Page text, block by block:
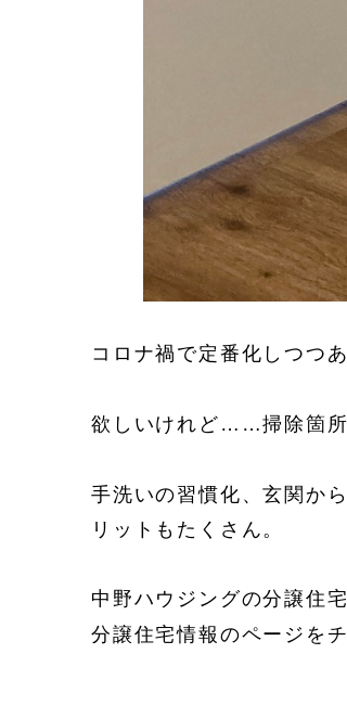
コロナ禍で定番化しつつ
欲しいけれど……掃除箇所
手洗いの習慣化、玄関か
リットもたくさん。
中野ハウジングの分譲住
分譲住宅情報のページを